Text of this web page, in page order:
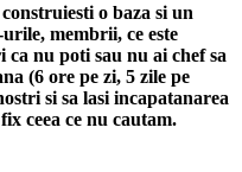
o baza si un
membrii, ce este
ca nu poti sau nu ai chef sa
(6 ore pe zi, 5 zile pe
si sa lasi incapatanarea
ceea ce nu cautam.